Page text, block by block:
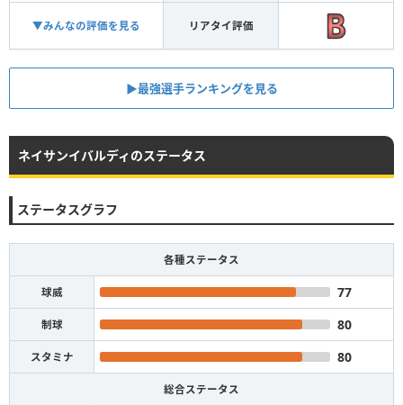
▼みんなの評価を見る リアタイ評価
▶︎最強選手ランキングを見る
ネイサンイバルディのステータス
ステータスグラフ
各種ステータス
球威 77
制球 80
スタミナ 80
総合ステータス